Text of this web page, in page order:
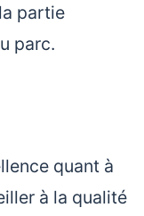
partie
parc.
quant à
à la qualité